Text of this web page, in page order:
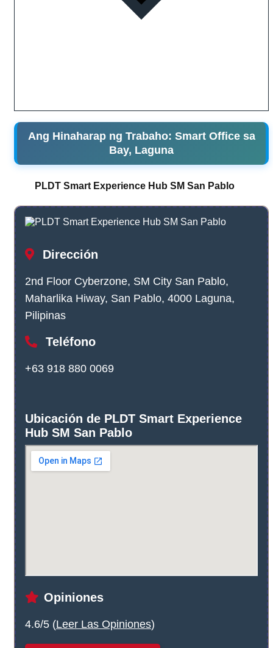
Ang Hinaharap ng Trabaho: Smart Office sa
Bay, Laguna
PLDT Smart Experience Hub SM San Pablo
Dirección
2nd Floor Cyberzone, SM City San Pablo,
Maharlika Hiway, San Pablo, 4000 Laguna,
Pilipinas
Teléfono
+63 918 880 0069
Ubicación de PLDT Smart Experience
Hub SM San Pablo
Opiniones
4.6/5 (Leer Las Opiniones)